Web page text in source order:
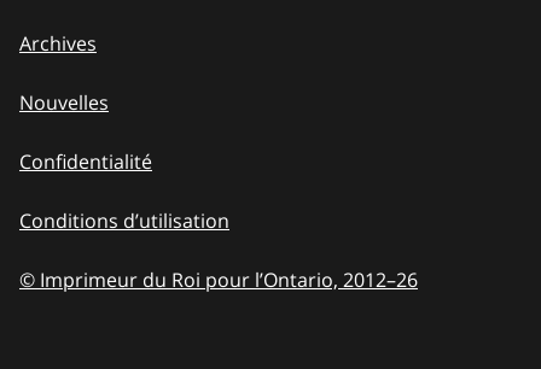
Archives
Nouvelles
Confidentialité
Conditions d’utilisation
© Imprimeur du Roi pour l’Ontario, 2012–to
26